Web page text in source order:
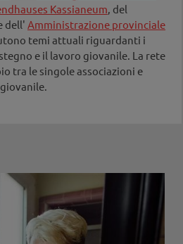
Kassianeum, del
dell' Amministrazione provinciale
temi attuali riguardanti i
e il lavoro giovanile. La rete
tra le singole associazioni e